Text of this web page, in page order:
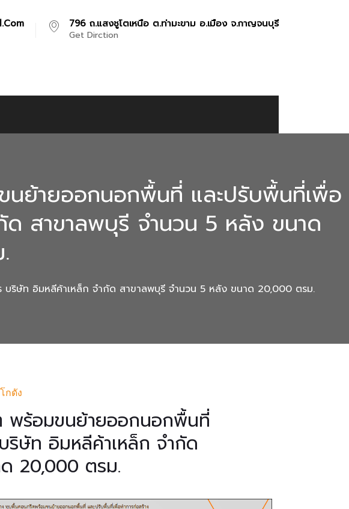
796 ถ.แสงชูโตเหนือ ต.ท่ามะขาม อ.เมือง จ.กาญจนบุรี
Get Dirction
นย้ายออกนอกพื้นที่ และปรับพื้นที่เพื่อ
ด สาขาลพบุรี จำนวน 5 หลัง ขนาด
บริษัท อิมหลีค้าเหล็ก จำกัด สาขาลพบุรี จำนวน 5 หลัง ขนาด 20,000 ตรม.
กดัง
พร้อมขนย้ายออกนอกพื้นที่
ริษัท อิมหลีค้าเหล็ก จำกัด
20,000 ตรม.